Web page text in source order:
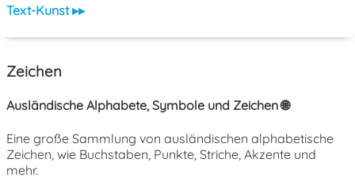
Text-Kunst ▸▸
Zeichen
Ausländische Alphabete, Symbole und Zeichen 🌐
Eine große Sammlung von ausländischen alphabetische
Zeichen, wie Buchstaben, Punkte, Striche, Akzente und
mehr.